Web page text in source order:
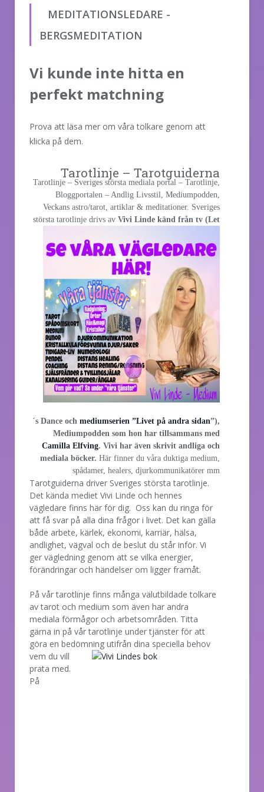
MEDITATIONSLEDARE -
BERGSMEDITATION
Vi kunde inte hitta en
perfekt matchning
Prova att läsa mer om våra tolkare genom att
klicka på dem.
Tarotlinje – Tarotguiderna
Tarotlinje – Sveriges största mediala portal – Tarotlinje,
Bloggportalen – Andlig Livsstil, Mediumpodden,
Veckans astro/tarot, artiklar & meditationer. Sveriges
största tarotlinje drivs av Vivi Linde känd från tv (Let
´s Dance och mediumserien ”Livet på andra sidan”),
Mediumpodden som hon har tillsammans med
Camilla Elfving. Vivi har även skrivit andliga och
mediala böcker. Här finner du våra duktiga medium,
spådamer, healers, djurkommunikatörer mm
Tarotguiderna driver Sveriges största tarotlinje.
Det kända mediet Vivi Linde och hennes
vägledare finns här för dig. Oss kan du ringa för
att få svar på alla dina frågor i livet. Det kan gälla
både arbete, kärlek, ekonomi, karriär, hälsa,
andlighet, vägval och de beslut du står inför. Vi
ger vägledning genom att se vilka energier,
förändringar och händelser om ligger framåt.
På vår tarotlinje finns många välutbildade tolkare
av tarot och medium som även har andra
mediala förmågor och arbetsområden. Titta
gärna in på vår tarotlinje under tjänster för att
göra en bedömning utifrån dina speciella behov
vem du vill
prata med.
På